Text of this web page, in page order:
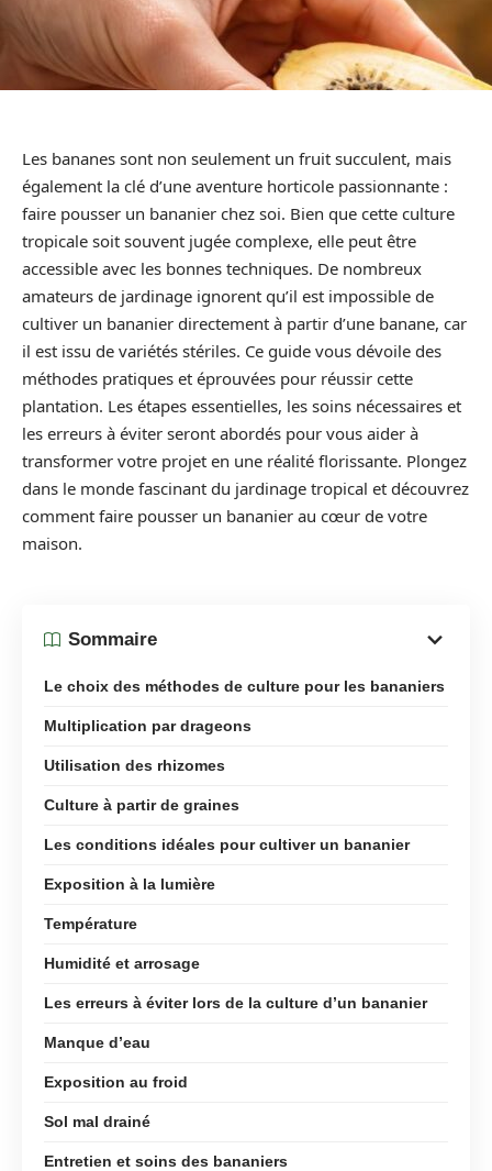
Les bananes sont non seulement un fruit succulent, mais
également la clé d’une aventure horticole passionnante :
faire pousser un bananier chez soi. Bien que cette culture
tropicale soit souvent jugée complexe, elle peut être
accessible avec les bonnes techniques. De nombreux
amateurs de jardinage ignorent qu’il est impossible de
cultiver un bananier directement à partir d’une banane, car
il est issu de variétés stériles. Ce guide vous dévoile des
méthodes pratiques et éprouvées pour réussir cette
plantation. Les étapes essentielles, les soins nécessaires et
les erreurs à éviter seront abordés pour vous aider à
transformer votre projet en une réalité florissante. Plongez
dans le monde fascinant du jardinage tropical et découvrez
comment faire pousser un bananier au cœur de votre
maison.
Sommaire
Le choix des méthodes de culture pour les bananiers
Multiplication par drageons
Utilisation des rhizomes
Culture à partir de graines
Les conditions idéales pour cultiver un bananier
Exposition à la lumière
Température
Humidité et arrosage
Les erreurs à éviter lors de la culture d’un bananier
Manque d’eau
Exposition au froid
Sol mal drainé
Entretien et soins des bananiers